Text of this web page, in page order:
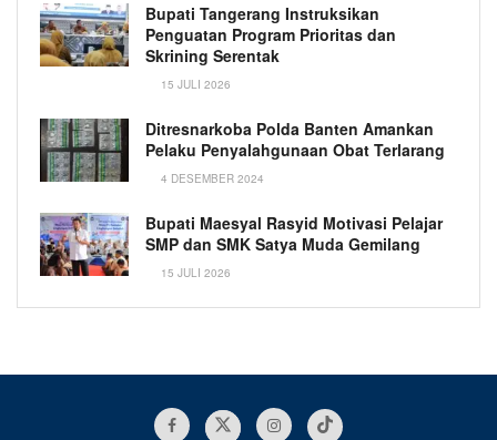
Bupati Tangerang Instruksikan
Penguatan Program Prioritas dan
Skrining Serentak
15 JULI 2026
Ditresnarkoba Polda Banten Amankan
Pelaku Penyalahgunaan Obat Terlarang
4 DESEMBER 2024
Bupati Maesyal Rasyid Motivasi Pelajar
SMP dan SMK Satya Muda Gemilang
15 JULI 2026